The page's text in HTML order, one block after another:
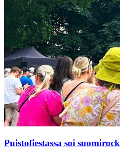
Puistofiestassa soi suomirock